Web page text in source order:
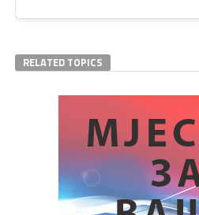
RELATED TOPICS